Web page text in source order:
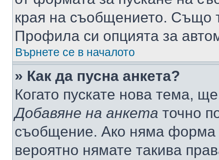
края на съобщението. Също
Профила си опцията за
Върнете се в началото
» Как да пусна анкета?
Когато пускате нова тема,
Добавяне на анкета точно
съобщение. Ако няма форма
вероятно нямате такива